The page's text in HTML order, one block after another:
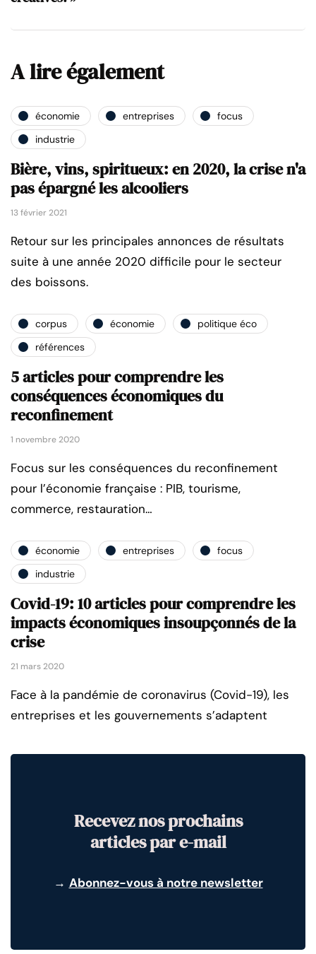
A lire également
économie entreprises
focus
industrie
Bière, vins, spiritueux: en 2020, la crise n'a
pas épargné les alcooliers
13 février 2021
Retour sur les principales annonces de résultats
suite à une année 2020 difficile pour le secteur
des boissons.
corpus économie
politique éco
références
5 articles pour comprendre les
conséquences économiques du
reconfinement
1 novembre 2020
Focus sur les conséquences du reconfinement
pour l’économie française : PIB, tourisme,
commerce, restauration…
économie entreprises
focus
industrie
Covid-19: 10 articles pour comprendre les
impacts économiques insoupçonnés de la
crise
21 mars 2020
Face à la pandémie de coronavirus (Covid-19), les
entreprises et les gouvernements s’adaptent
Recevez nos prochains
articles par e-mail
→ Abonnez-vous à notre newsletter